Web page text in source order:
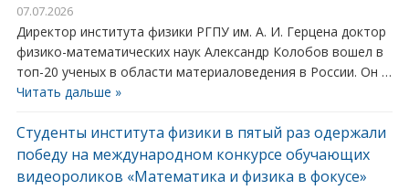
07.07.2026
Директор института физики РГПУ им. А. И. Герцена доктор
физико-математических наук Александр Колобов вошел в
топ-20 ученых в области материаловедения в России. Он …
Читать дальше »
Студенты института физики в пятый раз одержали
победу на международном конкурсе обучающих
видеороликов «Математика и физика в фокусе»